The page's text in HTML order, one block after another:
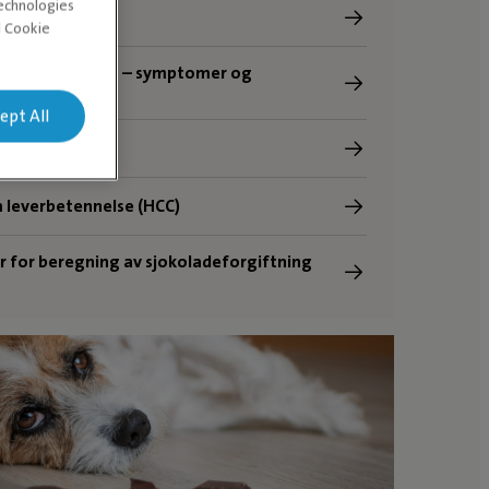
hund
etter flåttbitt – symptomer og
hund
(HCC)
for beregning av sjokoladeforgiftning
All